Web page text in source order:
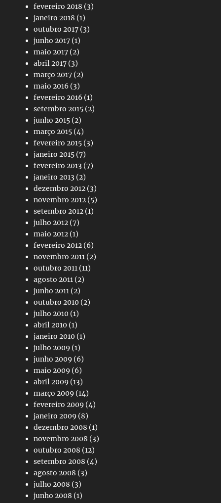
fevereiro 2018 (3)
janeiro 2018 (1)
outubro 2017 (3)
junho 2017 (1)
maio 2017 (2)
abril 2017 (3)
março 2017 (2)
maio 2016 (3)
fevereiro 2016 (1)
setembro 2015 (2)
junho 2015 (2)
março 2015 (4)
fevereiro 2015 (3)
janeiro 2015 (7)
fevereiro 2013 (7)
janeiro 2013 (2)
dezembro 2012 (3)
novembro 2012 (5)
setembro 2012 (1)
julho 2012 (7)
maio 2012 (1)
fevereiro 2012 (6)
novembro 2011 (2)
outubro 2011 (11)
agosto 2011 (2)
junho 2011 (2)
outubro 2010 (2)
julho 2010 (1)
abril 2010 (1)
janeiro 2010 (1)
julho 2009 (1)
junho 2009 (6)
maio 2009 (6)
abril 2009 (13)
março 2009 (14)
fevereiro 2009 (4)
janeiro 2009 (8)
dezembro 2008 (1)
novembro 2008 (3)
outubro 2008 (12)
setembro 2008 (4)
agosto 2008 (3)
julho 2008 (3)
junho 2008 (1)